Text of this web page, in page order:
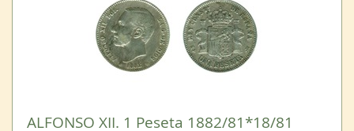
ALFONSO XII. 1 Peseta 1882/81*18/81